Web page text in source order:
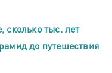
тыс. лет
до путешествия